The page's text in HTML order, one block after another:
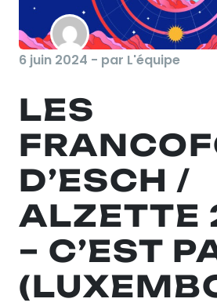
6 juin 2024 - par L'équipe
LES
D’ESCH /
– C’EST